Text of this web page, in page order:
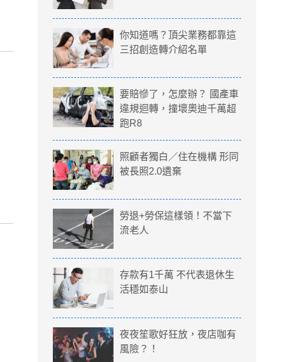
你知道嗎？頂尖業務都靠這
三招創造轉介紹名單
要賠慘了，怎麼辦？ 國產車
違規迴轉，撞壞奧迪千萬超
跑R8
照顧者獨白／住在機構 形同
被長照2.0遺棄
勞退+勞保這樣領！不當下
流老人
存款有1千萬 不代表退休生
活穩如泰山
夜夜笙歌好狂放，夜店咖有
風險？！